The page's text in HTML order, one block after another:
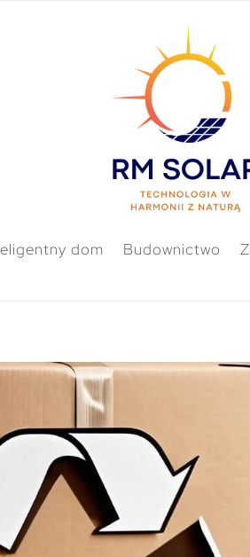
dom Budownictwo